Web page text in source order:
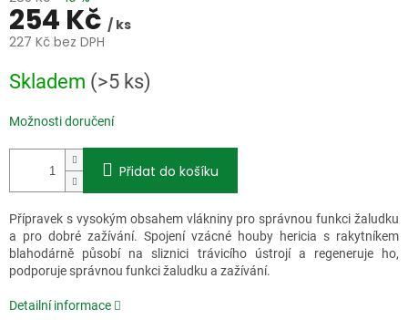
254 Kč / ks
227 Kč bez DPH
cena:
Skladem (>5 ks)
Možnosti doručení
Přidat do košíku
Přípravek s vysokým obsahem vlákniny pro správnou funkci žaludku
a pro dobré zažívání. Spojení vzácné houby hericia s rakytníkem
blahodárně působí na sliznici trávicího ústrojí a regeneruje ho,
podporuje správnou funkci žaludku a zažívání.
Detailní informace